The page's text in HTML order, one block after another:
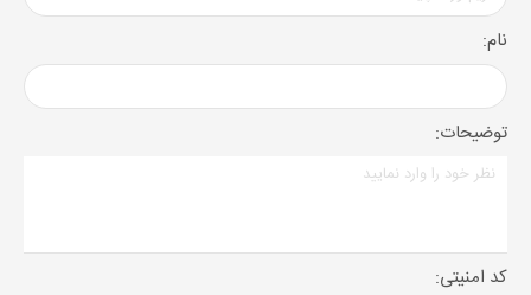
نام:
توضیحات:
کد امنیتی: